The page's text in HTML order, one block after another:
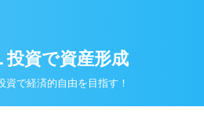
投資で資産形成
で経済的自由を目指す！